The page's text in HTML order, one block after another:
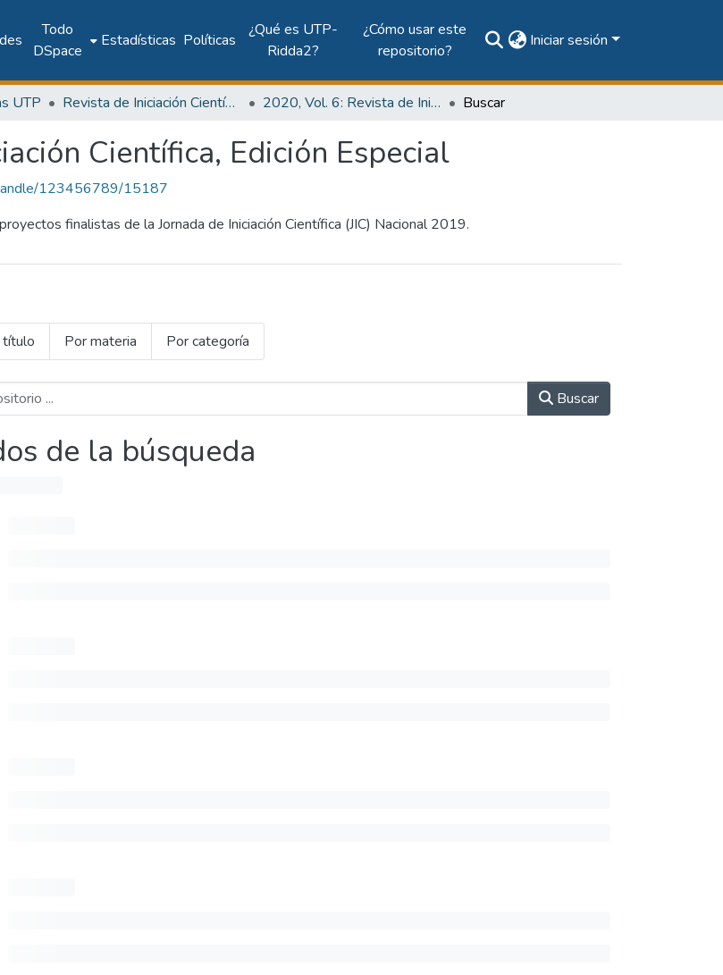
Todo
DSpace
Estadísticas Políticas
¿Qué es UTP-
Ridda2?
¿Cómo usar este
repositorio?
Iniciar sesión
UTP Revista de Iniciación Científica 2020, Vol. 6: Revista de Iniciación Científica, Edición Especial Buscar
Científica, Edición Especial
123456789/15187
finalistas de la Jornada de Iniciación Científica (JIC) Nacional 2019.
título Por materia Por categoría
Buscar
de la búsqueda